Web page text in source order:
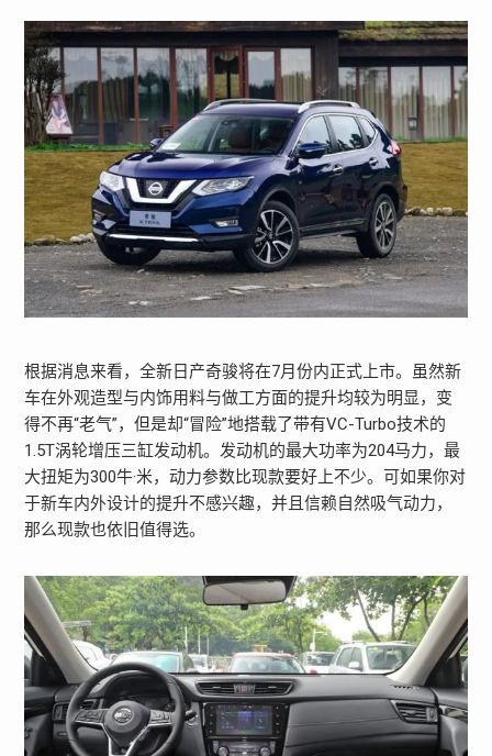
根据消息来看，全新日产奇骏将在7月份内正式上市。虽然新
车在外观造型与内饰用料与做工方面的提升均较为明显，变
得不再“老气”，但是却“冒险”地搭载了带有VC-Turbo技术的
1.5T涡轮增压三缸发动机。发动机的最大功率为204马力，最
大扭矩为300牛·米，动力参数比现款要好上不少。可如果你对
于新车内外设计的提升不感兴趣，并且信赖自然吸气动力，
那么现款也依旧值得选。